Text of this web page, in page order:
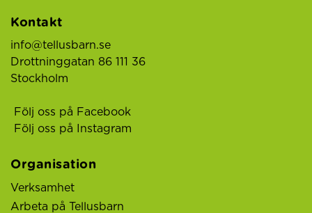
Kontakt
info@tellusbarn.se
Drottninggatan 86 111 36
Stockholm
Följ oss på Facebook
Följ oss på Instagram
Organisation
Verksamhet
Arbeta på Tellusbarn